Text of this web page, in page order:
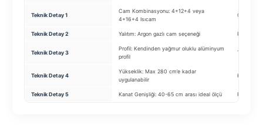
Teknik Detay 1
Cam Kombinasyonu: 4+12+4 veya
4+16+4 Isıcam
Cam Tipi:
Teknik Detay 2 Yalıtım: Argon gazlı cam seçeneği Profil:
Teknik Detay 3
Profil: Kendinden yağmur oluklu alüminyum
profil
Tekerlek:
Teknik Detay 4
Yükseklik: Max 280 cm’e kadar
uygulanabilir
Kilit:
Teknik Detay 5 Kanat Genişliği: 40-65 cm arası ideal ölçü Fitil: